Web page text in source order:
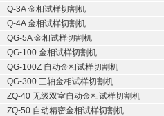
Q-3A 金相试样切割机
Q-4A 金相试样切割机
QG-5A 金相试样切割机
QG-100 金相试样切割机
QG-100Z 自动金相试样切割机
QG-300 三轴金相试样切割机
ZQ-40 无级双室自动金相试样切割机
ZQ-50 自动精密金相试样切割机